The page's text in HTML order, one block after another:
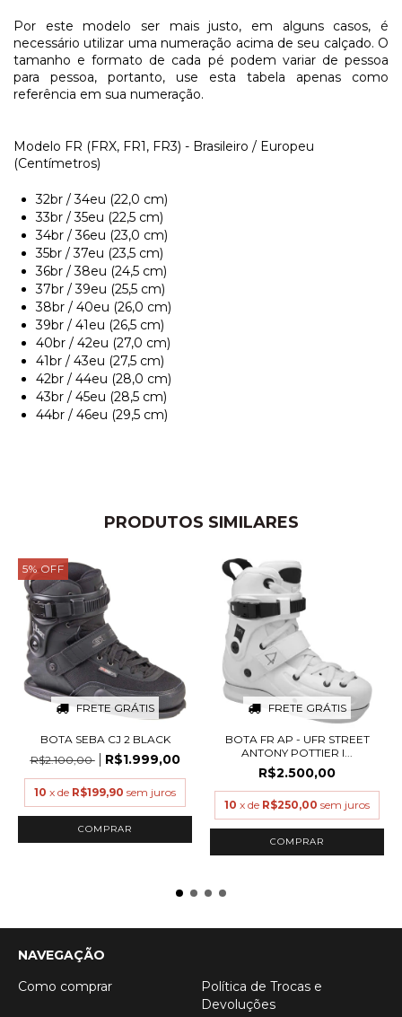
Por este modelo ser mais justo, em alguns casos, é
necessário utilizar uma numeração acima de seu calçado. O
tamanho e formato de cada pé podem variar de pessoa
para pessoa, portanto, use esta tabela apenas como
referência em sua numeração.
Modelo FR (FRX, FR1, FR3) - Brasileiro / Europeu
(Centímetros)
32br / 34eu (22,0 cm)
33br / 35eu (22,5 cm)
34br / 36eu (23,0 cm)
35br / 37eu (23,5 cm)
36br / 38eu (24,5 cm)
37br / 39eu (25,5 cm)
38br / 40eu (26,0 cm)
39br / 41eu (26,5 cm)
40br / 42eu (27,0 cm)
41br / 43eu (27,5 cm)
42br / 44eu (28,0 cm)
43br / 45eu (28,5 cm)
44br / 46eu (29,5 cm)
PRODUTOS SIMILARES
5% OFF
FRETE GRÁTIS
BOTA SEBA CJ 2 BLACK
R$2.100,00
R$1.999,00
10 x de R$199,90 sem juros
COMPRAR
FRETE GRÁTIS
BOTA FR AP - UFR STREET
ANTONY POTTIER I...
R$2.500,00
10 x de R$250,00 sem juros
COMPRAR
NAVEGAÇÃO
Como comprar
Política de Trocas e
Devoluções